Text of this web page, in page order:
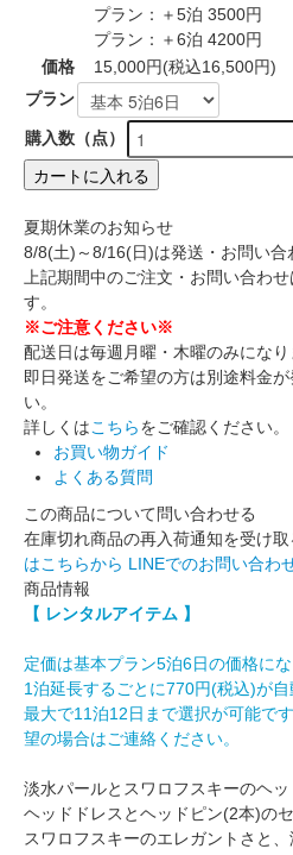
プラン：＋5泊 3500円
プラン：＋6泊 4200円
価格
15,000円(税込16,500円)
プラン
購入数（点）
カートに入れる
夏期休業のお知らせ
8/8(土)～8/16(日)は発送・お問い合
上記期間中のご注文・お問い合わ
す。
※ご注意ください※
配送日は毎週月曜・木曜のみになり
即日発送をご希望の方は別途料金
い。
詳しくはこちらをご確認ください。
お買い物ガイド
よくある質問
この商品について問い合わせる
在庫切れ商品の再入荷通知を受け取
はこちらから LINEでのお問い合わ
商品情報
【 レンタルアイテム 】
定価は基本プラン5泊6日の価格にな
1泊延長するごとに770円(税込)が自
最大で11泊12日まで選択が可能で
望の場合はご連絡ください。
淡水パールとスワロフスキーのヘッ
ヘッドドレスとヘッドピン(2本)のセ
スワロフスキーのエレガントさと